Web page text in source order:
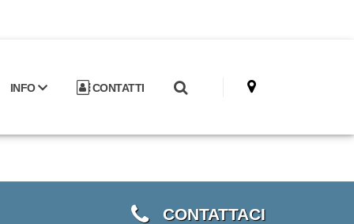
INFO CONTATTI
CONTATTACI